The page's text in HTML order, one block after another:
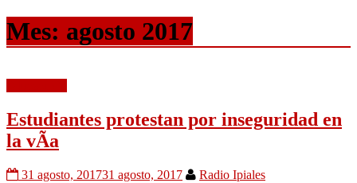
Mes: agosto 2017
Estudiantes protestan por inseguridad en
la vÃ­a
31 agosto, 201731 agosto, 2017
Radio Ipiales